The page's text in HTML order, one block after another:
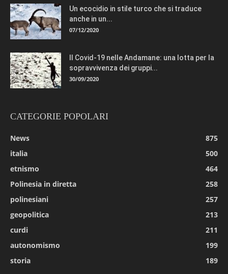
Un ecocidio in stile turco che si traduce
anche in un...
07/12/2020
Il Covid-19 nelle Andamane: una lotta per la
sopravvivenza dei gruppi...
30/09/2020
CATEGORIE POPOLARI
News
875
italia
500
etnismo
464
Polinesia in diretta
258
polinesiani
257
geopolitica
213
curdi
211
autonomismo
199
storia
189